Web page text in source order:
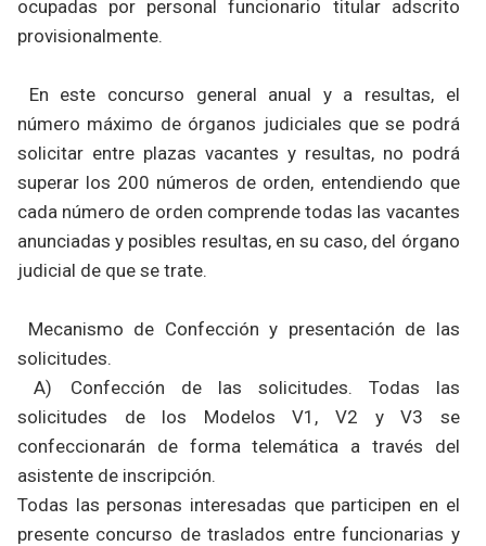
ocupadas por personal funcionario titular adscrito
provisionalmente.
En este concurso general anual y a resultas, el
número máximo de órganos judiciales que se podrá
solicitar entre plazas vacantes y resultas, no podrá
superar los 200 números de orden, entendiendo que
cada número de orden comprende todas las vacantes
anunciadas y posibles resultas, en su caso, del órgano
judicial de que se trate.
Mecanismo de Confección y presentación de las
solicitudes.
A) Confección de las solicitudes. Todas las
solicitudes de los Modelos V1, V2 y V3 se
confeccionarán de forma telemática a través del
asistente de inscripción.
Todas las personas interesadas que participen en el
presente concurso de traslados entre funcionarias y